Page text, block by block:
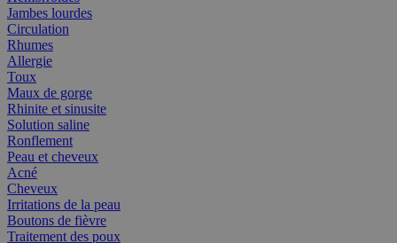
Jambes lourdes
Circulation
Rhumes
Allergie
Toux
Maux de gorge
Rhinite et sinusite
Solution saline
Ronflement
Peau et cheveux
Acné
Cheveux
Irritations de la peau
Boutons de fièvre
Traitement des poux